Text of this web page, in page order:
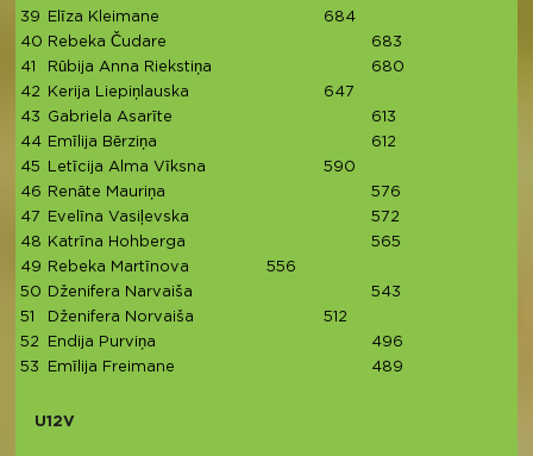
39
Elīza Kleimane 684
40
Rebeka Čudare 683
41
Rūbija Anna Riekstiņa 680
42
Kerija Liepiņlauska 647
43
Gabriela Asarīte 613
44
Emīlija Bērziņa 612
45
Letīcija Alma Vīksna 590
46
Renāte Mauriņa 576
47
Evelīna Vasiļevska 572
48
Katrīna Hohberga 565
49
Rebeka Martīnova 556
50
Dženifera Narvaiša 543
51
Dženifera Norvaiša 512
52
Endija Purviņa 496
53
Emīlija Freimane 489
U12V